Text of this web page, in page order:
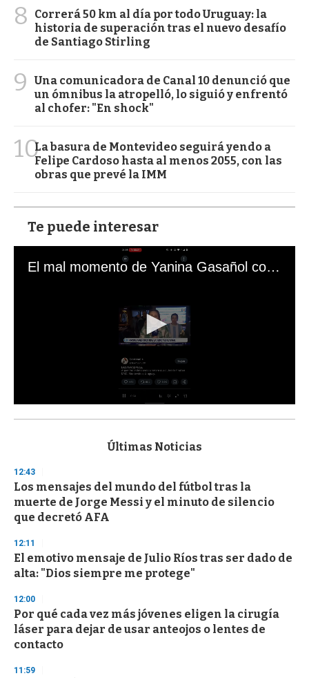
8
Correrá 50 km al día por todo Uruguay: la
historia de superación tras el nuevo desafío
de Santiago Stirling
9
Una comunicadora de Canal 10 denunció que
un ómnibus la atropelló, lo siguió y enfrentó
al chofer: "En shock"
10La basura de Montevideo seguirá yendo a
Felipe Cardoso hasta al menos 2055, con las
obras que prevé la IMM
Te puede interesar
El mal momento de Yanina Gasañol con un hincha argentino en "Subrayado"
s
d
s
o
f
3
s
e
c
o
d
s
Últimas Noticias
12:43
Los mensajes del mundo del fútbol tras la
muerte de Jorge Messi y el minuto de silencio
que decretó AFA
12:11
El emotivo mensaje de Julio Ríos tras ser dado de
alta: "Dios siempre me protege"
12:00
Por qué cada vez más jóvenes eligen la cirugía
láser para dejar de usar anteojos o lentes de
contacto
11:59